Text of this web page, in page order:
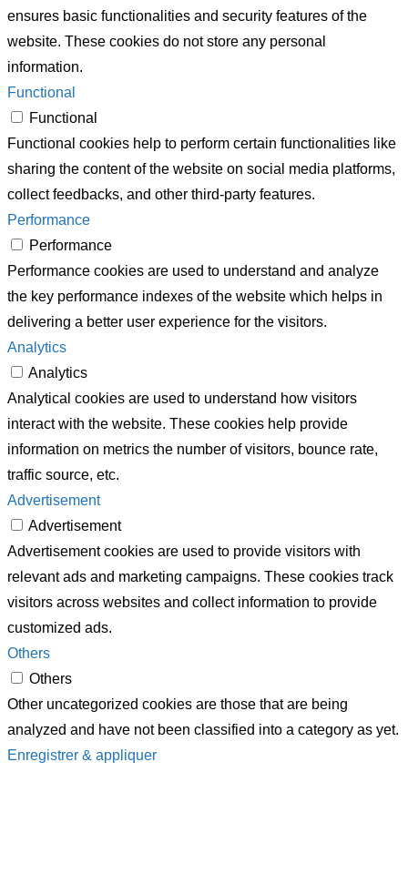
ensures basic functionalities and security features of the
website. These cookies do not store any personal
information.
Functional
Functional
Functional cookies help to perform certain functionalities like
sharing the content of the website on social media platforms,
collect feedbacks, and other third-party features.
Performance
Performance
Performance cookies are used to understand and analyze
the key performance indexes of the website which helps in
delivering a better user experience for the visitors.
Analytics
Analytics
Analytical cookies are used to understand how visitors
interact with the website. These cookies help provide
information on metrics the number of visitors, bounce rate,
traffic source, etc.
Advertisement
Advertisement
Advertisement cookies are used to provide visitors with
relevant ads and marketing campaigns. These cookies track
visitors across websites and collect information to provide
customized ads.
Others
Others
Other uncategorized cookies are those that are being
analyzed and have not been classified into a category as yet.
Enregistrer & appliquer